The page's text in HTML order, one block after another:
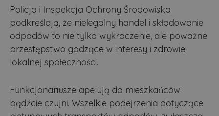
Policja i Inspekcja Ochrony Środowiska
podkreślają, że nielegalny handel i składowanie
odpadów to nie tylko wykroczenie, ale poważne
przestępstwo godzące w interesy i zdrowie
lokalnej społeczności.
Funkcjonariusze apelują do mieszkańców:
bądźcie czujni. Wszelkie podejrzenia dotyczące